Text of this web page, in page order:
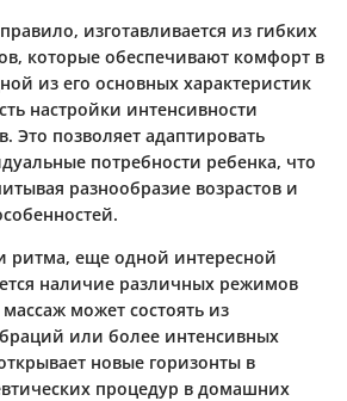
изготавливается из гибких
которые обеспечивают комфорт в
из его основных характеристик
настройки интенсивности
Это позволяет адаптировать
потребности ребенка, что
разнообразие возрастов и
ритма, еще одной интересной
наличие различных режимов
может состоять из
или более интенсивных
новые горизонты в
процедур в домашних